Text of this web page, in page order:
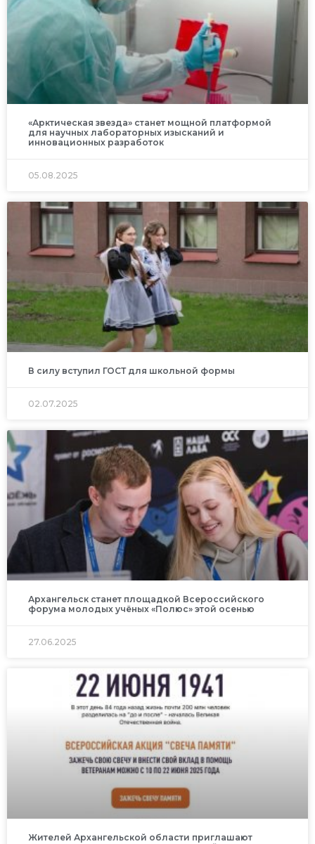
«Арктическая звезда» станет мощной платформой
для научных лабораторных изысканий и
инновационных разработок
05.08.2025
В силу вступил ГОСТ для школьной формы
02.07.2025
Архангельск станет площадкой Всероссийского
форума молодых учёных «Полюс» этой осенью
27.06.2025
Жителей Архангельской области приглашают